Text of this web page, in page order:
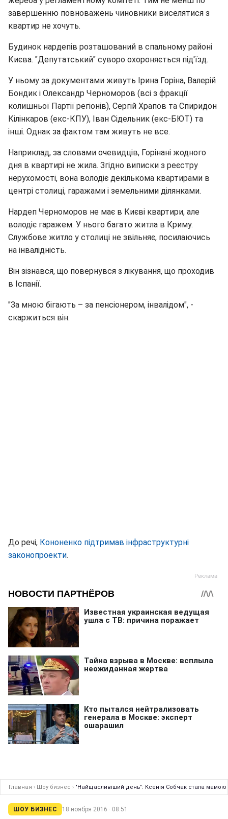
завершенню повноважень чиновники виселятися з
квартир не хочуть.
Будинок нардепів розташований в спальному районі
Києва. "Депутатський" суворо охороняється під'їзд.
У ньому за документами живуть Ірина Горіна, Валерій
Бондик і Олександр Черноморов (всі з фракції
колишньої Партії регіонів), Сергій Храпов та Спиридон
Кілінкаров (екс-КПУ), Іван Сідельник (екс-БЮТ) та
інші. Однак за фактом там живуть не все.
Наприклад, за словами очевидців, Горінані жодного
дня в квартирі не жила. Згідно виписки з реєстру
нерухомості, вона володіє декількома квартирами в
центрі столиці, гаражами і земельними ділянками.
Нардеп Черноморов не має в Києві квартири, але
володіє гаражем. У нього багато житла в Криму.
Службове житло у столиці не звільняє, посилаючись
на інвалідність.
Він зізнався, що повернувся з лікування, що проходив
в Іспанії.
"За мною бігають – за пенсіонером, інвалідом", -
скаржиться він.
До речі, Кононенко підтримав інфраструктурні
законопроекти.
Главная › Шоу бизнес › "Найщасливіший день": Ксенія Собчак стала мамою
ШОУ БИЗНЕС 18 ноября 2016 · 08:51